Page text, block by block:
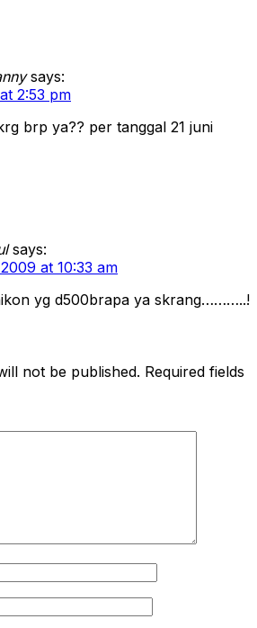
says:
2:53 pm
brp ya?? per tanggal 21 juni
says:
at 10:33 am
yg d500brapa ya skrang………..!
not be published. Required fields